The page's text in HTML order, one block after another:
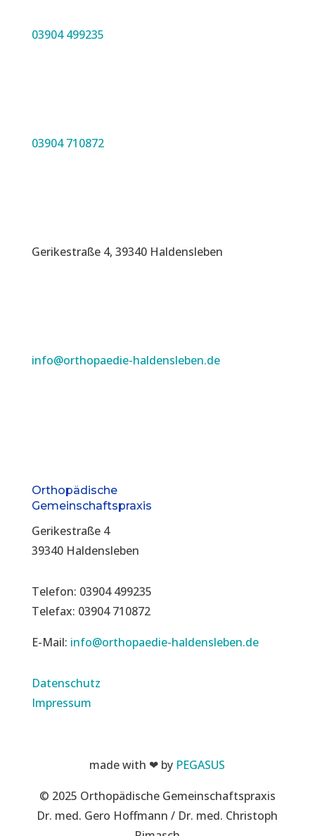
03904 499235
03904 710872
Gerikestraße 4, 39340 Haldensleben
info@orthopaedie-haldensleben.de
Orthopädische
Gemeinschaftspraxis
Gerikestraße 4
39340 Haldensleben
Telefon: 03904 499235
Telefax: 03904 710872
E-Mail: info@orthopaedie-haldensleben.de
Datenschutz
Impressum
made with ❤ by PEGASUS
© 2025 Orthopädische Gemeinschaftspraxis
Dr. med. Gero Hoffmann / Dr. med. Christoph